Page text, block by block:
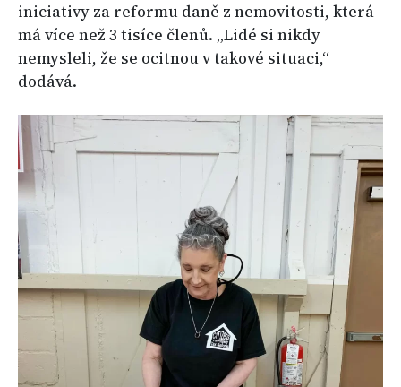
iniciativy za reformu daně z nemovitosti, která
má více než 3 tisíce členů. „Lidé si nikdy
nemysleli, že se ocitnou v takové situaci,“
dodává.